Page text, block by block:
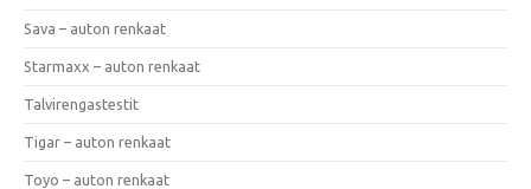
Sava – auton renkaat
Starmaxx – auton renkaat
Talvirengastestit
Tigar – auton renkaat
Toyo – auton renkaat